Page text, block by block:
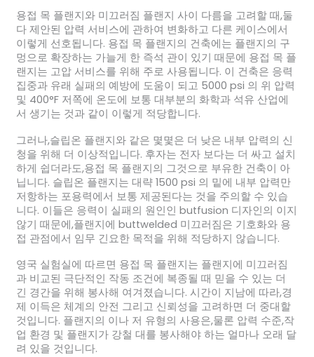
용접 목 플랜지와 미끄러짐 플랜지 사이 다름을 고려할 때,둘
다 제안된 압력 서비스에 관하여 변화하고 다른 케이스에서
이렇게 선호됩니다. 용접 목 플랜지의 건축에는 플랜지의 구
멍으로 확장하는 가늘게 한 즉석 관이 있기 때문에 용접 목 플
랜지는 고압 서비스를 위해 주로 사용됩니다. 이 건축은 응력
집중과 유래 실패의 예방에 도움이 되고 5000 psi 의 위 압력
및 400°F 저쪽에 온도에 보통 대부분의 화학과 석유 산업에
서 생기는 것과 같이 이렇게 적당합니다.
그러나,슬립온 플랜지와 같은 몇몇은 더 낮은 내부 압력의 신
청을 위해 더 이상적입니다. 후자는 전자 보다는 더 싸고 설치
하게 쉽더라도,용접 목 플랜지의 그것으로 부유한 건축이 아
닙니다. 슬립온 플랜지는 대략 1500 psi 의 밑에 내부 압력만
저항하는 포용력에서 보통 제공된다는 것을 주의할 수 있습
니다. 이들은 응력이 실패의 원인인 butfusion 디자인의 이지
않기 때문에,플랜지에 buttwelded 미끄러짐은 기호화와 용
접 관점에서 임무 긴요한 목적을 위해 적당하지 않습니다.
영국 실험실에 따르면 용접 목 플랜지는 플랜지에 미끄러짐
과 비교된 극단적인 작동 조건에 복종될 때 믿을 수 있는 더
긴 경간을 위해 봉사해 여겨졌습니다. 시간이 지남에 따라,경
제 이득은 체계의 안전 그리고 신뢰성을 고려하면 더 중대할
것입니다. 플랜지의 이나 저 유형의 사용은,물론 압력 수준,작
업 환경 및 플랜지가 강철 대를 봉사해야 하는 얼마나 오래 달
려 있을 것입니다.